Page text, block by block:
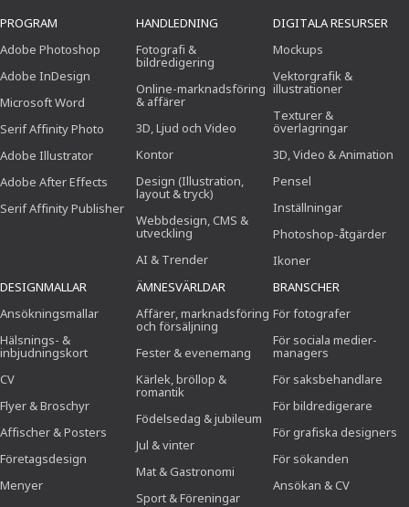
PROGRAM
Adobe Photoshop
Adobe InDesign
Microsoft Word
Serif Affinity Photo
Adobe Illustrator
Adobe After Effects
Serif Affinity Publisher
HANDLEDNING
Fotografi &
bildredigering
Online-marknadsföring
& affärer
3D, Ljud och Video
Kontor
Design (Illustration,
layout & tryck)
Webbdesign, CMS &
utveckling
AI & Trender
DIGITALA RESURSER
Mockups
Vektorgrafik &
illustrationer
Texturer &
överlagringar
3D, Video & Animation
Pensel
Inställningar
Photoshop-åtgärder
Ikoner
DESIGNMALLAR
Ansökningsmallar
Hälsnings- &
inbjudningskort
CV
Flyer & Broschyr
Affischer & Posters
Företagsdesign
Menyer
ÄMNESVÄRLDAR
Affärer, marknadsföring
och försäljning
Fester & evenemang
Kärlek, bröllop &
romantik
Födelsedag & jubileum
Jul & vinter
Mat & Gastronomi
Sport & Föreningar
BRANSCHER
För fotografer
För sociala medier-
managers
För saksbehandlare
För bildredigerare
För grafiska designers
För sökanden
Ansökan & CV